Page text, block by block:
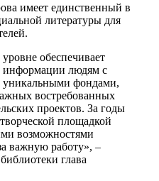
имеет единственный в
литературы для
обеспечивает
информации людям с
уникальными фондами,
востребованных
проектов. За годы
площадкой
возможностями
важную работу», –
глава